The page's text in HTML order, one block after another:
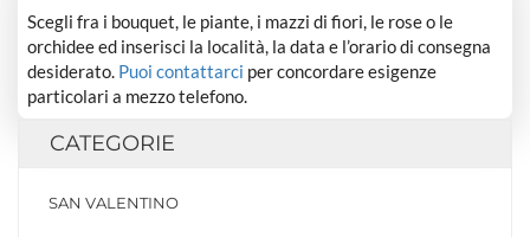
Scegli fra i bouquet, le piante, i mazzi di fiori, le rose o le
orchidee ed inserisci la località, la data e l’orario di consegna
desiderato. Puoi contattarci per concordare esigenze
particolari a mezzo telefono.
CATEGORIE
SAN VALENTINO